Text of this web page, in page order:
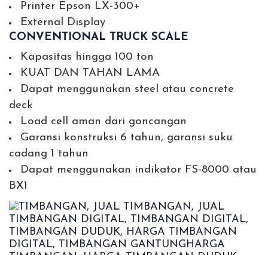
Printer Epson LX-300+
External Display
CONVENTIONAL TRUCK SCALE
Kapasitas hingga 100 ton
KUAT DAN TAHAN LAMA
Dapat menggunakan steel atau concrete
deck
Load cell aman dari goncangan
Garansi konstruksi 6 tahun, garansi suku
cadang 1 tahun
Dapat menggunakan indikator FS-8000 atau
BX1